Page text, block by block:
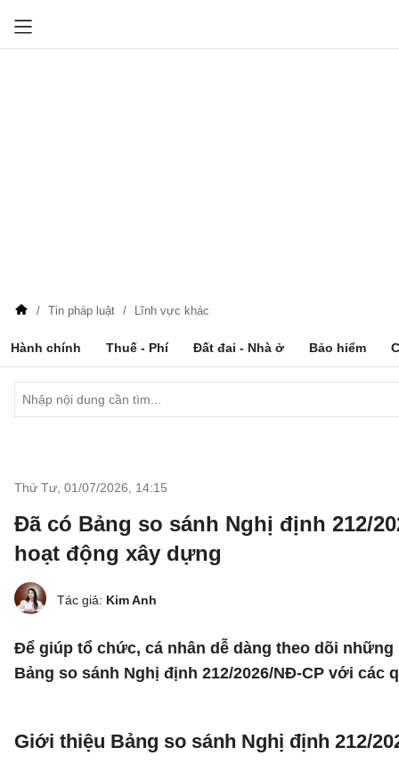
Tin pháp luật Lĩnh vực khác
Hành chính Thuế - Phí Đất đai - Nhà ở Bảo hiểm
Thứ Tư, 01/07/2026 14:15
Đã có Bảng so sánh Nghị định 212/
hoạt động xây dựng
Tác giả: Kim Anh
Để giúp tổ chức, cá nhân dễ dàng theo dõi
Bảng so sánh Nghị định 212/2026/NĐ-CP với
Giới thiệu Bảng so sánh Nghị định 212/